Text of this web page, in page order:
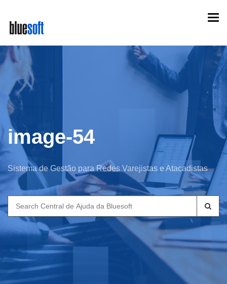
main
content
image-54
Sistema de Gestão para Redes Varejistas e Atacadistas
Search
for: